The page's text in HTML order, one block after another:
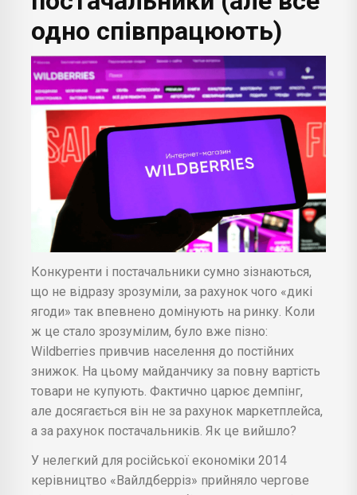
одно співпрацюють)
Конкуренти і постачальники сумно зізнаються,
що не відразу зрозуміли, за рахунок чого «дикі
ягоди» так впевнено домінують на ринку. Коли
ж це стало зрозумілим, було вже пізно:
Wildberries привчив населення до постійних
знижок. На цьому майданчику за повну вартість
товари не купують. Фактично царює демпінг,
але досягається він не за рахунок маркетплейса,
а за рахунок постачальників. Як це вийшло?
У нелегкий для російської економіки 2014
керівництво «Вайлдберріз» прийняло чергове